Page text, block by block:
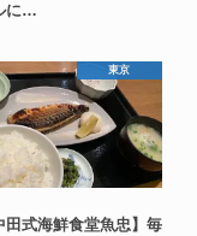
に…
東京
田式海鮮食堂魚忠】毎